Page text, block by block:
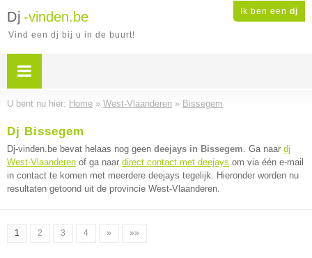
Ik ben een dj
Dj -vinden.be
Vind een dj bij u in de buurt!
U bent nu hier: Home » West-Vlaanderen » Bissegem
Dj Bissegem
Dj-vinden.be bevat helaas nog geen deejays in Bissegem. Ga naar dj
West-Vlaanderen of ga naar direct contact met deejays om via één e-mail
in contact te komen met meerdere deejays tegelijk. Hieronder worden nu
resultaten getoond uit de provincie West-Vlaanderen.
1 2 3 4 » »»